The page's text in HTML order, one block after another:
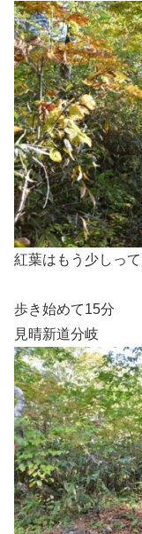
紅葉はもう少しっ
歩き始めて15分
見晴新道分岐